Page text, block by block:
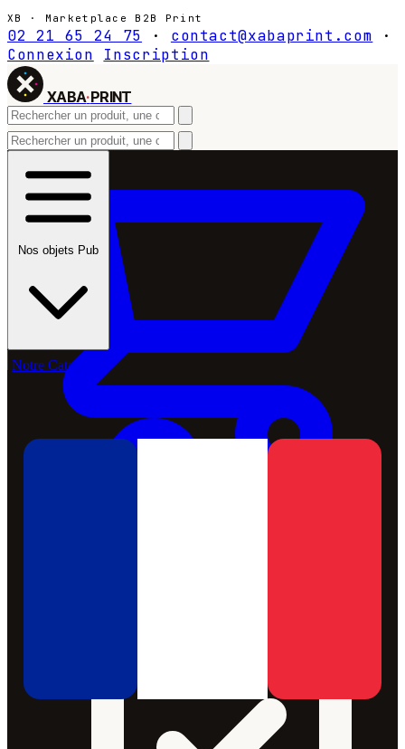
XB · Marketplace B2B Print
02 21 65 24 75 · contact@xabaprint.com
·
Connexion
Inscription
XABA·PRINT
Nos objets Pub
Notre Catalogue